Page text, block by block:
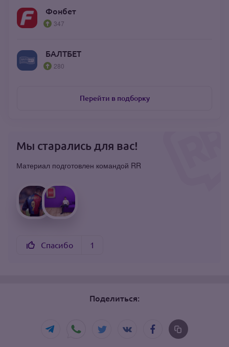
Фонбет
347
БАЛТБЕТ
280
Перейти в подборку
Мы старались для вас!
Материал подготовлен командой RR
Спасибо 1
Поделиться: